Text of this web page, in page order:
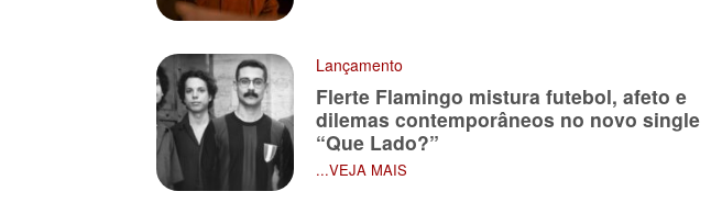
Lançamento
Flerte Flamingo mistura futebol, afeto e
dilemas contemporâneos no novo single
“Que Lado?”
...VEJA MAIS